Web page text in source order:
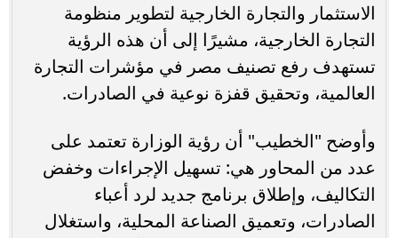
الاستثمار والتجارة الخارجية لتطوير منظومة
التجارة الخارجية، مشيرًا إلى أن هذه الرؤية
تستهدف رفع تصنيف مصر في مؤشرات التجارة
العالمية، وتحقيق قفزة نوعية في الصادرات.
وأوضح "الخطيب" أن رؤية الوزارة تعتمد على
عدد من المحاور هي: تسهيل الإجراءات وخفض
التكاليف، وإطلاق برنامج جديد لرد أعباء
الصادرات، وتعميق الصناعة المحلية، واستغلال